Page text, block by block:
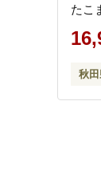
たこ
白
田県
秋